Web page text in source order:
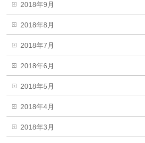
2018年9月
2018年8月
2018年7月
2018年6月
2018年5月
2018年4月
2018年3月